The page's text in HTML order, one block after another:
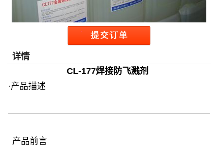
详情
CL-177焊接防飞溅剂
·产品描述
产品前言